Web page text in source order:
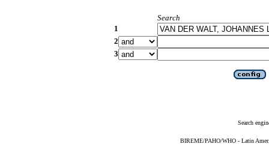
Search
1
2
3
Search
BIREME/PAHO/WHO - Latin